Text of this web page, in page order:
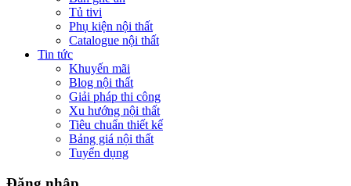
Tủ tivi
Phụ kiện nội thất
Catalogue nội thất
Tin tức
Khuyến mãi
Blog nội thất
Giải pháp thi công
Xu hướng nội thất
Tiêu chuẩn thiết kế
Bảng giá nội thất
Tuyển dụng